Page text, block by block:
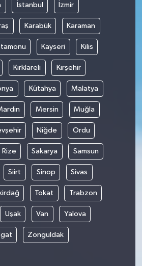
İstanbul İzmir
Karabük Karaman
Kayseri Kilis
Kırklareli Kırşehir
Kütahya Malatya
Mersin Muğla
Niğde Ordu
Rize Sakarya Samsun
Siirt Sinop Sivas
Tokat Trabzon
Uşak Van Yalova
Zonguldak